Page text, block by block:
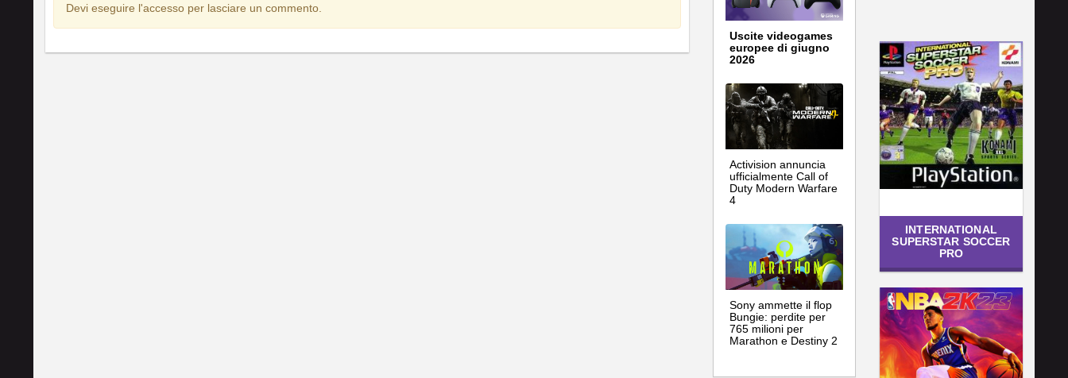
Devi eseguire l'accesso per lasciare un commento.
Uscite videogames
europee di giugno
2026
Activision annuncia
ufficialmente Call of
Duty Modern Warfare
4
Sony ammette il flop
Bungie: perdite per
765 milioni per
Marathon e Destiny 2
INTERNATIONAL
SUPERSTAR SOCCER
PRO